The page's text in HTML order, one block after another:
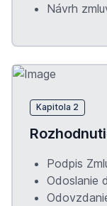
Návrh
Kapitola 2
Podpis
Odoslanie